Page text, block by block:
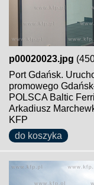
p00020023.jpg
Port Gdańsk.
promowego
POLSCA Baltic
Arkadiusz
KFP
do koszyka